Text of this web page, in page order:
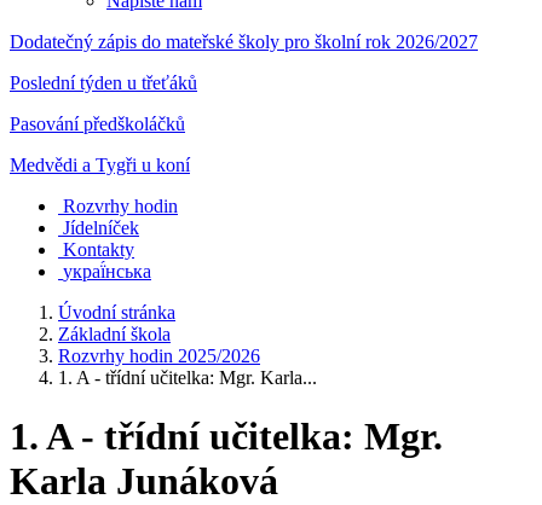
Dodatečný zápis do mateřské školy pro školní rok 2026/2027
Poslední týden u třeťáků
Pasování předškoláčků
Medvědi a Tygři u koní
Rozvrhy hodin
Jídelníček
Kontakty
украї́нська
Úvodní stránka
Základní škola
Rozvrhy hodin 2025/2026
1. A - třídní učitelka: Mgr. Karla...
1. A - třídní učitelka: Mgr.
Karla Junáková